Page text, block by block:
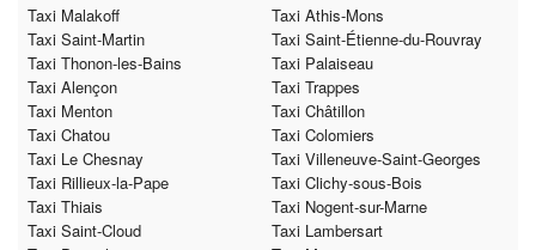
Taxi Malakoff
Taxi Athis-Mons
Taxi Saint-Martin
Taxi Saint-Étienne-du-Rouvray
Taxi Thonon-les-Bains
Taxi Palaiseau
Taxi Alençon
Taxi Trappes
Taxi Menton
Taxi Châtillon
Taxi Chatou
Taxi Colomiers
Taxi Le Chesnay
Taxi Villeneuve-Saint-Georges
Taxi Rillieux-la-Pape
Taxi Clichy-sous-Bois
Taxi Thiais
Taxi Nogent-sur-Marne
Taxi Saint-Cloud
Taxi Lambersart